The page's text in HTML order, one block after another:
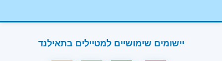
יישומים שימושיים למטיילים בתאילנד